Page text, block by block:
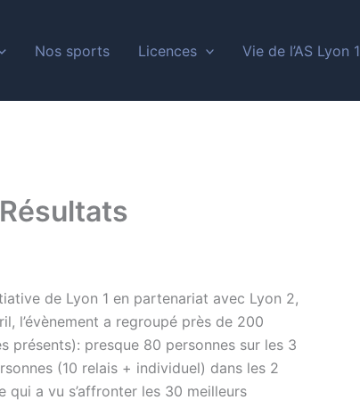
Nos sports Licences Vie de l’AS Lyon 1
de Lyon 1 en partenariat avec Lyon 2,
l’évènement a regroupé près de 200
présents): presque 80 personnes sur les 3
(10 relais + individuel) dans les 2
a vu s’affronter les 30 meilleurs